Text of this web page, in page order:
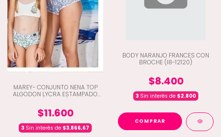
MAREY- CONJUNTO NENA TOP
ALGODON LYCRA ESTAMPADO
$11.600
3 Sin interés de $3.866,67
BODY NARANJO FRANCES CON
BROCHE (I8-12120)
$8.400
3 Sin interés de $2.800
COMPRAR